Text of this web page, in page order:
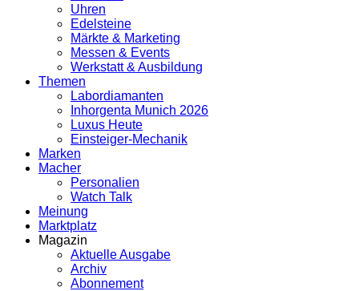
Uhren
Edelsteine
Märkte & Marketing
Messen & Events
Werkstatt & Ausbildung
Themen
Labordiamanten
Inhorgenta Munich 2026
Luxus Heute
Einsteiger-Mechanik
Marken
Macher
Personalien
Watch Talk
Meinung
Marktplatz
Magazin
Aktuelle Ausgabe
Archiv
Abonnement